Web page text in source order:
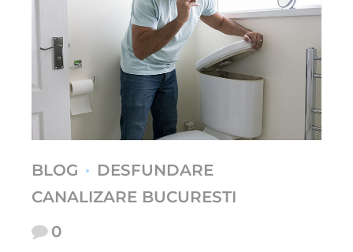
BLOG
DESFUNDARE
CANALIZARE BUCURESTI
0